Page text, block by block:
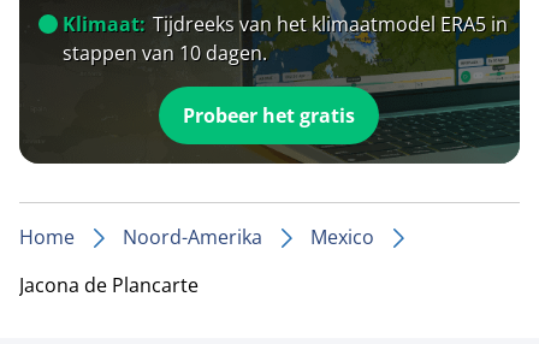
Klimaat: Tijdreeks van het klimaatmodel ERA5 in
stappen van 10 dagen.
Probeer het gratis
Home Noord-Amerika
Mexico
Jacona de Plancarte